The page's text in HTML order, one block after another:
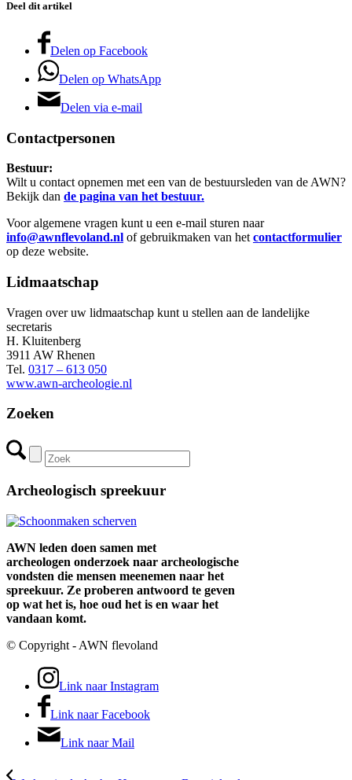
Deel dit artikel
Delen op Facebook
Delen op WhatsApp
Delen via e-mail
Contactpersonen
Bestuur:
Wilt u contact opnemen met een van de bestuursleden van de AWN?
Bekijk dan de pagina van het bestuur.
Voor algemene vragen kunt u een e-mail sturen naar
info@awnflevoland.nl of gebruikmaken van het contactformulier
op deze website.
Lidmaatschap
Vragen over uw lidmaatschap kunt u stellen aan de landelijke
secretaris
H. Kluitenberg
3911 AW Rhenen
Tel. 0317 – 613 050
www.awn-archeologie.nl
Zoeken
Archeologisch spreekuur
AWN leden doen samen met
archeologen onderzoek naar archeologische
vondsten die mensen meenemen naar het
spreekuur. Ze proberen antwoord te geven
op wat het is, hoe oud het is en waar het
vandaan komt.
© Copyright - AWN flevoland
Link naar Instagram
Link naar Facebook
Link naar Mail